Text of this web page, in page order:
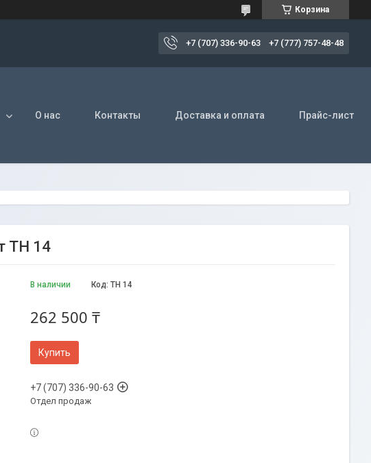
Корзина
+7 (707) 336-90-63 +7 (777) 757-48-48
О нас Контакты Доставка и оплата Прайс-лист
ТН 14
В наличии Код: ТН 14
262 500 ₸
Купить
+7 (707) 336-90-63
Отдел продаж